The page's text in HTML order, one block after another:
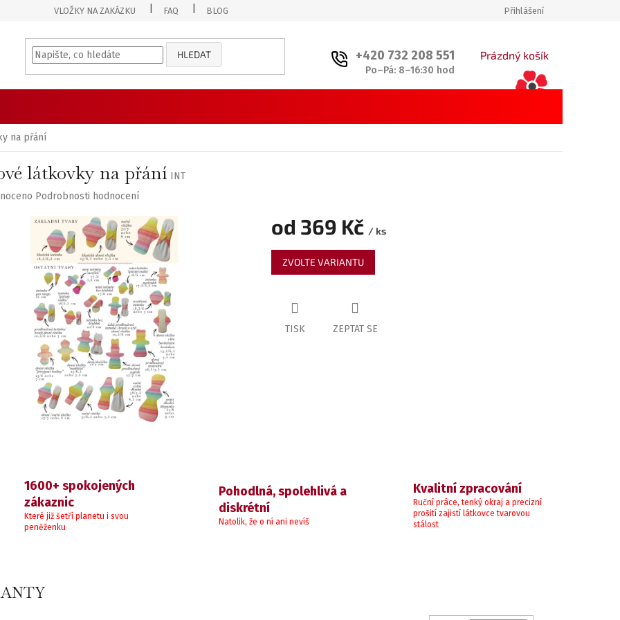
VLOŽKY NA ZAKÁZKU FAQ BLOG Přihlášení
HLEDAT
NÁKUPNÍ
Prázdný košík
+420 732 208 551
Po–Pá: 8–16:30 hod
na přání
látkovky na přání INT
Podrobnosti hodnocení
od 369 Kč / ks
Měrná
cena:
ZVOLTE VARIANTU
TISK ZEPTAT SE
1600+ spokojených
zákaznic
Které již šetří planetu i svou
peněženku
Pohodlná, spolehlivá a
diskrétní
Natolik, že o ní ani nevíš
Kvalitní zpracování
Ruční práce, tenký okraj a precizní
prošití zajistí látkovce tvarovou
stálost